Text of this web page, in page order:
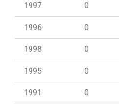
1997 0
1996 0
1998 0
1995 0
1991 0